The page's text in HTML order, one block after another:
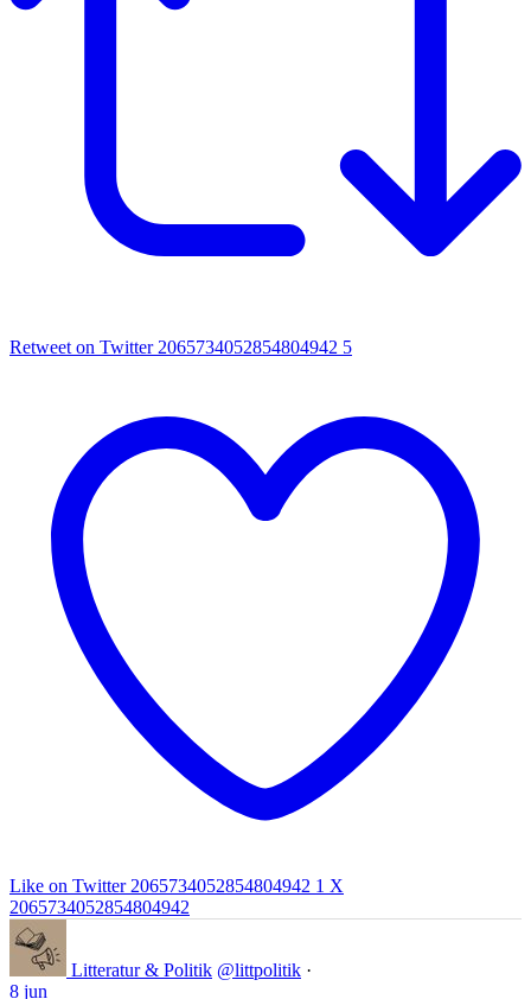
Retweet on Twitter 2065734052854804942 5
Like on Twitter 2065734052854804942 1 X
2065734052854804942
Litteratur & Politik @littpolitik ·
8 jun